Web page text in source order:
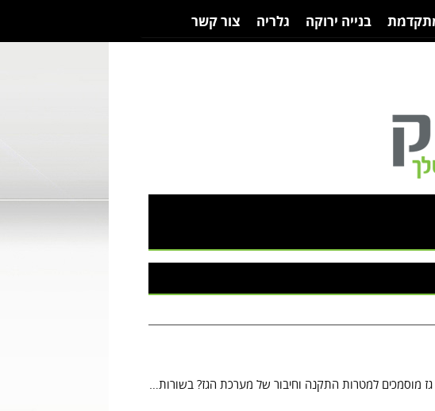
בנייה ירוקה גלריה צור קשר
מוסמכים למטרות התקנה וחיבור של מערכת הגז? בשורות…